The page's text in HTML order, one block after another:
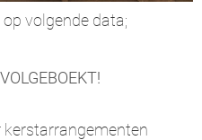
volgende data;